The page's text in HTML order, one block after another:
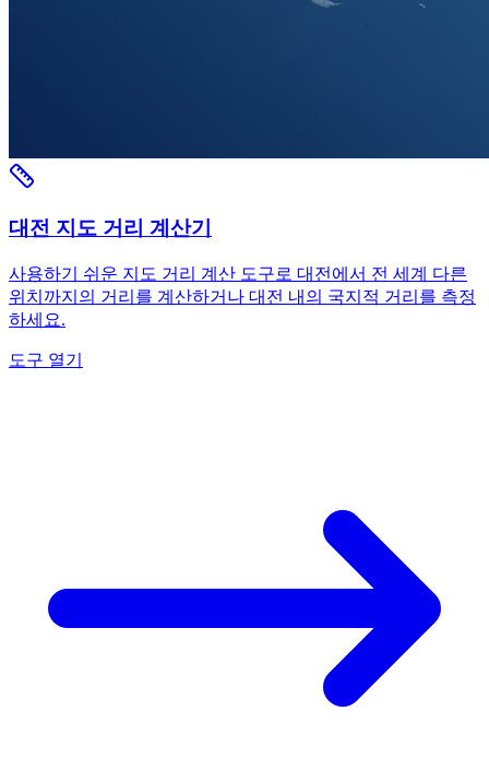
대전 지도 거리 계산기
사용하기 쉬운 지도 거리 계산 도구로 대전에서 전 세계 다른
위치까지의 거리를 계산하거나 대전 내의 국지적 거리를 측정
하세요.
도구 열기